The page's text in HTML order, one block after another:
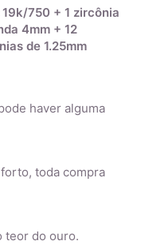
19k/750 + 1 zircônia
4mm + 12
de 1.25mm
haver alguma
toda compra
teor do ouro.